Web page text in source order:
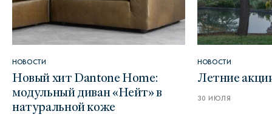
НОВОСТИ
Новый хит Dantone Home:
модульный диван «Нейт» в
натуральной коже
НОВОСТИ
Летние
30 ИЮЛЯ